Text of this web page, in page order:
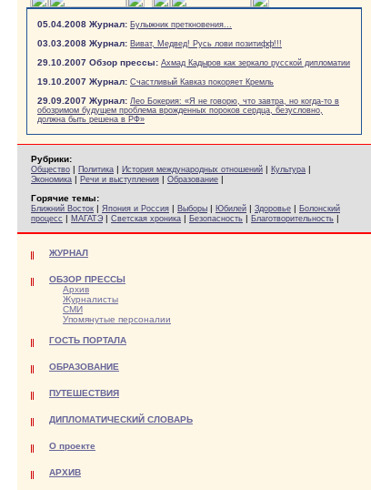
05.04.2008 Журнал: Булыжник преткновения...
03.03.2008 Журнал: Виват, Медвед! Русь лови позитифф!!!
29.10.2007 Обзор прессы: Ахмад Кадыров как зеркало русской дипломатии
19.10.2007 Журнал: Счастливый Кавказ покоряет Кремль
29.09.2007 Журнал: Лео Бокерия: «Я не говорю, что завтра, но когда-то в
обозримом будущем проблема врожденных пороков сердца, безусловно,
должна быть решена в РФ»
Рубрики:
Общество | Политика | История международных отношений | Культура |
Экономика | Речи и выступления | Образование |
Горячие темы:
Ближний Восток | Япония и Россия | Выборы | Юбилей | Здоровье | Болонский
процесс | МАГАТЭ | Светская хроника | Безопасность | Благотворительность |
ЖУРНАЛ
ОБЗОР ПРЕССЫ
Архив
Журналисты
СМИ
Упомянутые персоналии
ГОСТЬ ПОРТАЛА
ОБРАЗОВАНИЕ
ПУТЕШЕСТВИЯ
ДИПЛОМАТИЧЕСКИЙ СЛОВАРЬ
О проекте
АРХИВ